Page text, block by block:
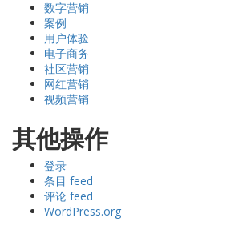
数字营销
案例
用户体验
电子商务
社区营销
网红营销
视频营销
其他操作
登录
条目 feed
评论 feed
WordPress.org